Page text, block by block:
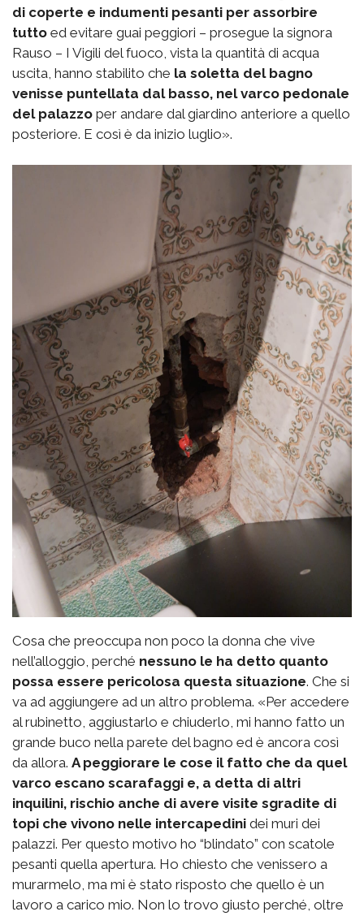
di coperte e indumenti pesanti per assorbire
tutto ed evitare guai peggiori – prosegue la signora
Rauso – I Vigili del fuoco, vista la quantità di acqua
uscita, hanno stabilito che la soletta del bagno
venisse puntellata dal basso, nel varco pedonale
del palazzo per andare dal giardino anteriore a quello
posteriore. E così è da inizio luglio».
Cosa che preoccupa non poco la donna che vive
nell’alloggio, perché nessuno le ha detto quanto
possa essere pericolosa questa situazione. Che si
va ad aggiungere ad un altro problema. «Per accedere
al rubinetto, aggiustarlo e chiuderlo, mi hanno fatto un
grande buco nella parete del bagno ed è ancora così
da allora. A peggiorare le cose il fatto che da quel
varco escano scarafaggi e, a detta di altri
inquilini, rischio anche di avere visite sgradite di
topi che vivono nelle intercapedini dei muri dei
palazzi. Per questo motivo ho “blindato” con scatole
pesanti quella apertura. Ho chiesto che venissero a
murarmelo, ma mi è stato risposto che quello è un
lavoro a carico mio. Non lo trovo giusto perché, oltre